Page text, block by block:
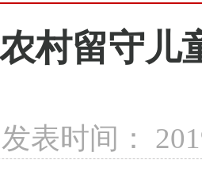
村留守儿
发表时间：